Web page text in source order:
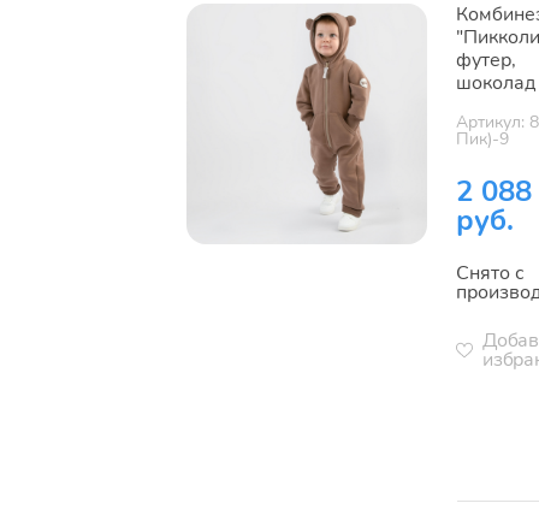
футер,
шоколад
Артикул:
Пик)-9
2 088
руб.
Снято с